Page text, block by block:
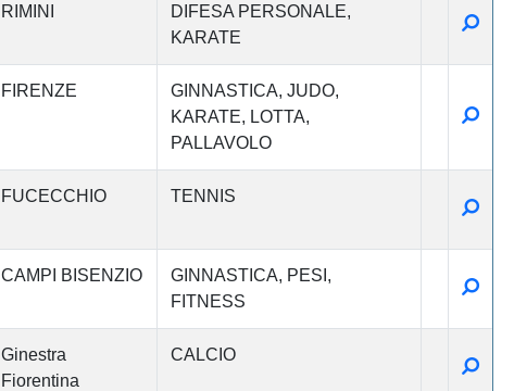
RIMINI
DIFESA PERSONALE
KARATE
FIRENZE GINNASTICA JUDO
KARATE
LOTTA
PALLAVOLO
FUCECCHIO TENNIS
CAMPI BISENZIO GINNASTICA
PESI
FITNESS
Ginestra
Fiorentina
CALCIO